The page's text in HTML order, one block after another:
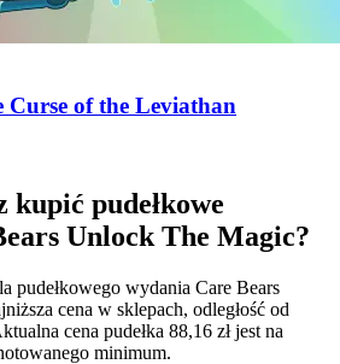
of the Leviathan
pudełkowe
Unlock The Magic?
pudełkowego wydania Care Bears
cena w sklepach, odległość od
cena pudełka 88,16 zł jest na
minimum.